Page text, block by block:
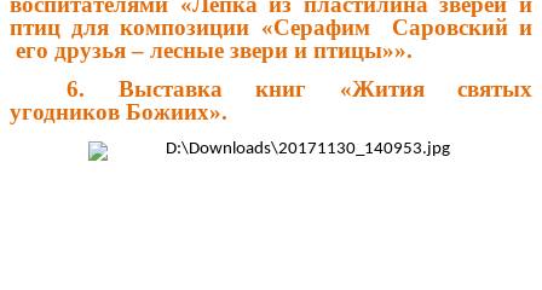
птиц для композиции «Серафим Саровский и
его друзья – лесные звери и птицы»».
6. Выставка книг «Жития святых
угодников Божиих».